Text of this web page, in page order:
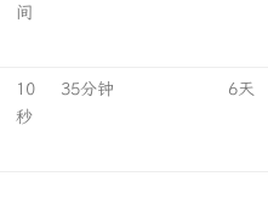
间
10
秒
35分钟 6天